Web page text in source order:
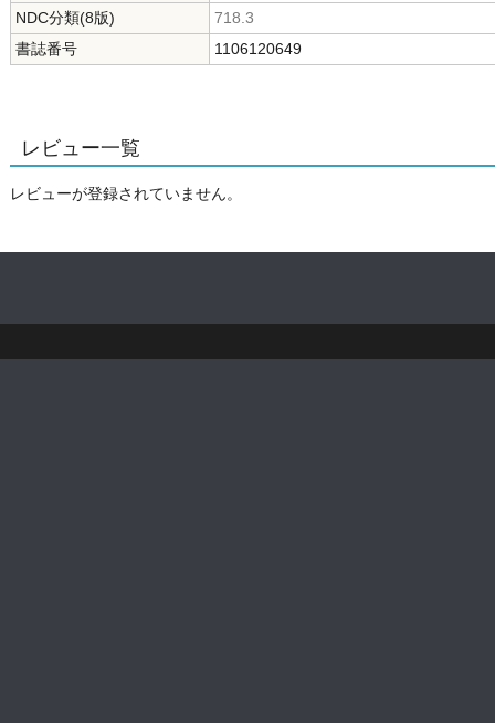
NDC分類(8版)
718.3
書誌番号
1106120649
レビュー一覧
レビューが登録されていません。